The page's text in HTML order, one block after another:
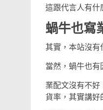
這跟代言人有什
蝸牛也寫
其實，本站沒
當然，蝸牛也
業配文沒有不
貨率，其實講